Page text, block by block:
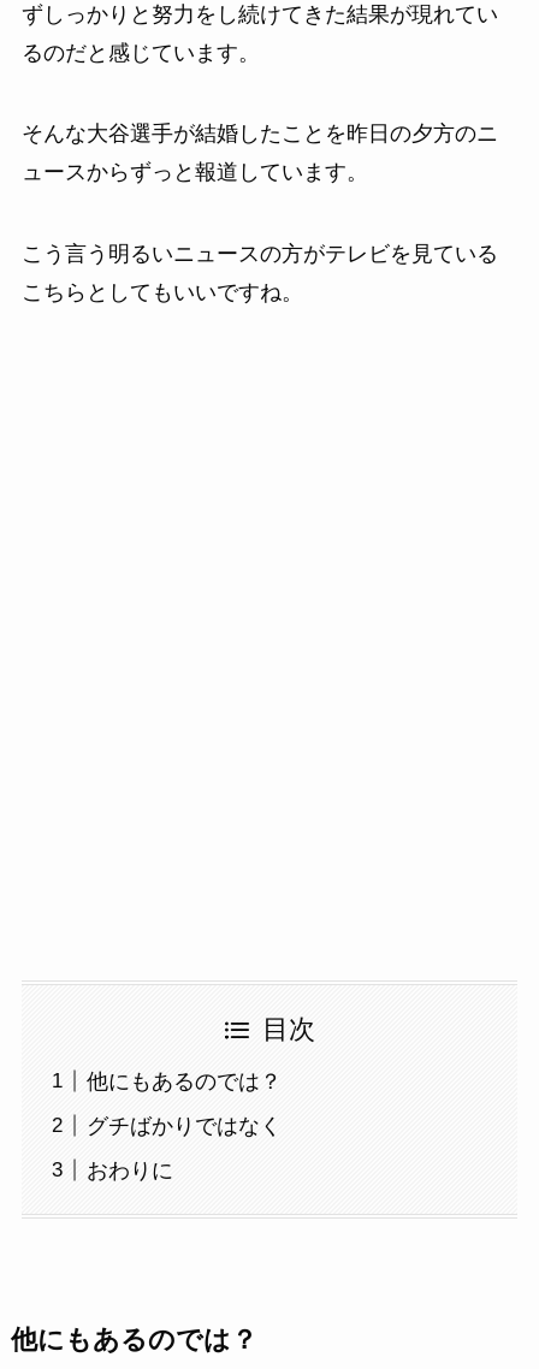
ずしっかりと努力をし続けてきた結果が現れてい
るのだと感じています。
そんな大谷選手が結婚したことを昨日の夕方のニ
ュースからずっと報道しています。
こう言う明るいニュースの方がテレビを見ている
こちらとしてもいいですね。
目次
他にもあるのでは？
グチばかりではなく
おわりに
他にもあるのでは？